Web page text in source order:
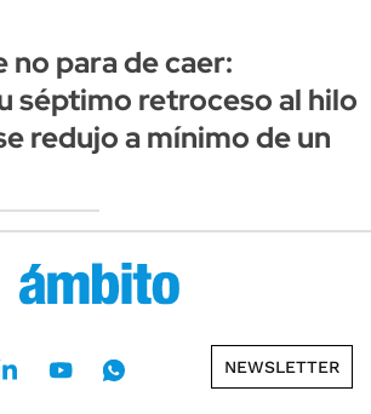
no para de caer:
séptimo retroceso al hilo
redujo a mínimo de un
NEWSLETTER